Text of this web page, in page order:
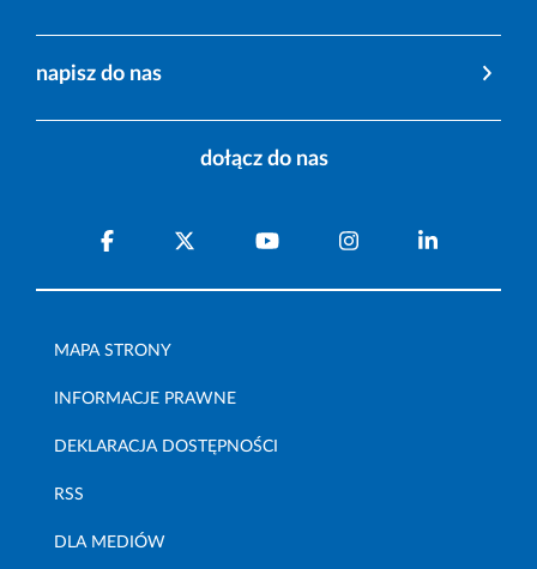
napisz do nas
dołącz do nas
MAPA STRONY
INFORMACJE PRAWNE
DEKLARACJA DOSTĘPNOŚCI
RSS
DLA MEDIÓW